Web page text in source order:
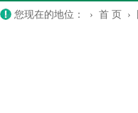
您现在的地位： › 首 页 ›